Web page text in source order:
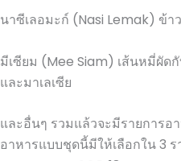
นาซีเลอมะก์ (Nasi Lemak) ข้า
มีเซียม (Mee Siam) เส้นหมี่ผัด
และมาเลเซีย
และอื่นๆ รวมแล้วจะมีรายการอ
อาหารแบบชุดนี้มีให้เลือกใน 3 ร